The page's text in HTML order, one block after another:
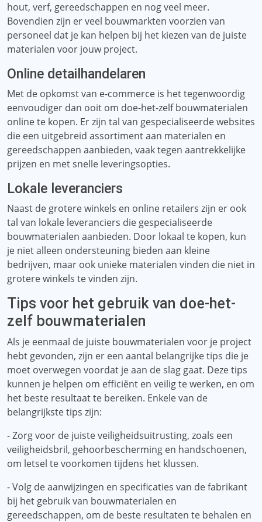
hout, verf, gereedschappen en nog veel meer.
Bovendien zijn er veel bouwmarkten voorzien van
personeel dat je kan helpen bij het kiezen van de juiste
materialen voor jouw project.
Online detailhandelaren
Met de opkomst van e-commerce is het tegenwoordig
eenvoudiger dan ooit om doe-het-zelf bouwmaterialen
online te kopen. Er zijn tal van gespecialiseerde websites
die een uitgebreid assortiment aan materialen en
gereedschappen aanbieden, vaak tegen aantrekkelijke
prijzen en met snelle leveringsopties.
Lokale leveranciers
Naast de grotere winkels en online retailers zijn er ook
tal van lokale leveranciers die gespecialiseerde
bouwmaterialen aanbieden. Door lokaal te kopen, kun
je niet alleen ondersteuning bieden aan kleine
bedrijven, maar ook unieke materialen vinden die niet in
grotere winkels te vinden zijn.
Tips voor het gebruik van doe-het-
zelf bouwmaterialen
Als je eenmaal de juiste bouwmaterialen voor je project
hebt gevonden, zijn er een aantal belangrijke tips die je
moet overwegen voordat je aan de slag gaat. Deze tips
kunnen je helpen om efficiënt en veilig te werken, en om
het beste resultaat te bereiken. Enkele van de
belangrijkste tips zijn:
- Zorg voor de juiste veiligheidsuitrusting, zoals een
veiligheidsbril, gehoorbescherming en handschoenen,
om letsel te voorkomen tijdens het klussen.
- Volg de aanwijzingen en specificaties van de fabrikant
bij het gebruik van bouwmaterialen en
gereedschappen, om de beste resultaten te behalen en